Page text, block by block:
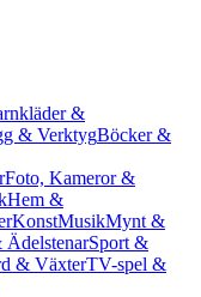
&
& VerktygBöcker &
Foto, Kameror &
Hem &
KonstMusikMynt &
ÄdelstenarSport &
& VäxterTV-spel &